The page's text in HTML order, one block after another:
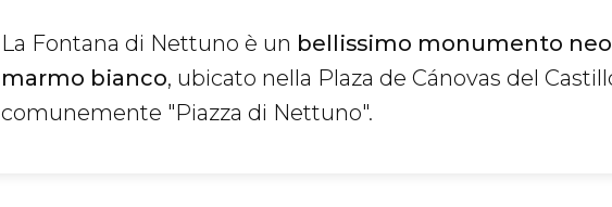
La Fontana di Nettuno è un bellissimo monumento
marmo bianco, ubicato nella Plaza de Cánovas del
comunemente "Piazza di Nettuno".